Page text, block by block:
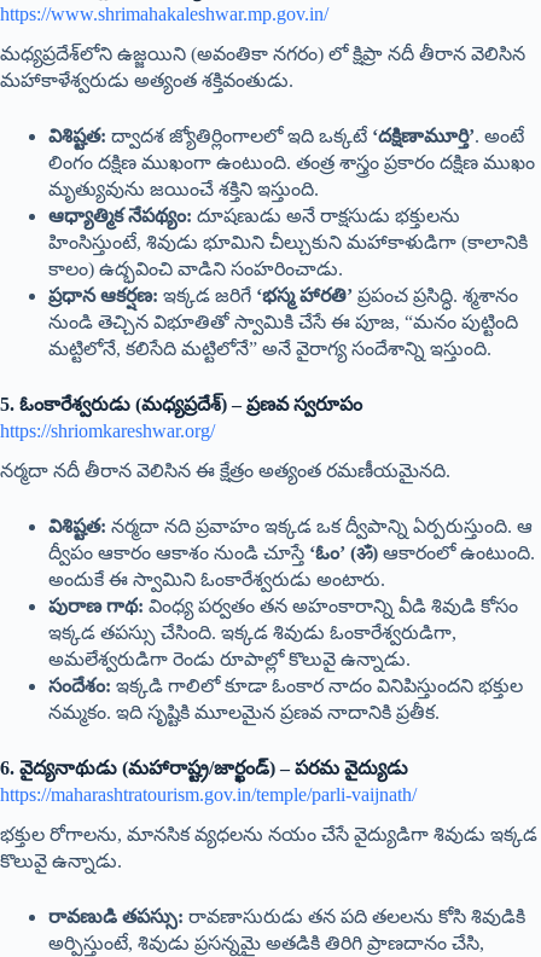
https://www.shrimahakaleshwar.mp.gov.in/
మధ్యప్రదేశ్‌లోని ఉజ్జయిని (అవంతికా నగరం) లో క్షిప్రా నదీ తీరాన వెలిసిన
మహాకాళేశ్వరుడు అత్యంత శక్తివంతుడు.
విశిష్టత: ద్వాదశ జ్యోతిర్లింగాలలో ఇది ఒక్కటే ‘దక్షిణామూర్తి’. అంటే
లింగం దక్షిణ ముఖంగా ఉంటుంది. తంత్ర శాస్త్రం ప్రకారం దక్షిణ ముఖం
మృత్యువును జయించే శక్తిని ఇస్తుంది.
ఆధ్యాత్మిక నేపథ్యం: దూషణుడు అనే రాక్షసుడు భక్తులను
హింసిస్తుంటే, శివుడు భూమిని చీల్చుకుని మహాకాళుడిగా (కాలానికి
కాలం) ఉద్భవించి వాడిని సంహరించాడు.
ప్రధాన ఆకర్షణ: ఇక్కడ జరిగే ‘భస్మ హారతి’ ప్రపంచ ప్రసిద్ధి. శ్మశానం
నుండి తెచ్చిన విభూతితో స్వామికి చేసే ఈ పూజ, “మనం పుట్టింది
మట్టిలోనే, కలిసేది మట్టిలోనే” అనే వైరాగ్య సందేశాన్ని ఇస్తుంది.
5. ఓంకారేశ్వరుడు (మధ్యప్రదేశ్) – ప్రణవ స్వరూపం
https://shriomkareshwar.org/
నర్మదా నదీ తీరాన వెలిసిన ఈ క్షేత్రం అత్యంత రమణీయమైనది.
విశిష్టత: నర్మదా నది ప్రవాహం ఇక్కడ ఒక ద్వీపాన్ని ఏర్పరుస్తుంది. ఆ
ద్వీపం ఆకారం ఆకాశం నుండి చూస్తే ‘ఓం’ (ॐ) ఆకారంలో ఉంటుంది.
అందుకే ఈ స్వామిని ఓంకారేశ్వరుడు అంటారు.
పురాణ గాథ: వింధ్య పర్వతం తన అహంకారాన్ని వీడి శివుడి కోసం
ఇక్కడ తపస్సు చేసింది. ఇక్కడ శివుడు ఓంకారేశ్వరుడిగా,
అమలేశ్వరుడిగా రెండు రూపాల్లో కొలువై ఉన్నాడు.
సందేశం: ఇక్కడి గాలిలో కూడా ఓంకార నాదం వినిపిస్తుందని భక్తుల
నమ్మకం. ఇది సృష్టికి మూలమైన ప్రణవ నాదానికి ప్రతీక.
6. వైద్యనాథుడు (మహారాష్ట్ర/జార్ఖండ్) – పరమ వైద్యుడు
https://maharashtratourism.gov.in/temple/parli-vaijnath/
భక్తుల రోగాలను, మానసిక వ్యధలను నయం చేసే వైద్యుడిగా శివుడు ఇక్కడ
కొలువై ఉన్నాడు.
రావణుడి తపస్సు: రావణాసురుడు తన పది తలలను కోసి శివుడికి
అర్పిస్తుంటే, శివుడు ప్రసన్నమై అతడికి తిరిగి ప్రాణదానం చేసి,